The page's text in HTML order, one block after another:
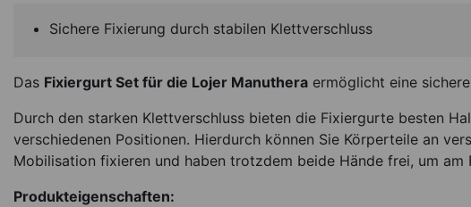
Sichere Fixierung durch stabilen Klettverschluss
Das Fixiergurt Set für die Lojer Manuthera ermöglicht eine
Durch den starken Klettverschluss bieten die Fixiergurte besten
verschiedenen Positionen. Hierdurch können Sie Körperteile an
Mobilisation fixieren und haben trotzdem beide Hände frei, um am
Produkteigenschaften: